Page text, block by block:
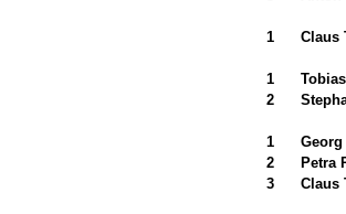
1 Claus
1
2
1
Georg
2
Petra
3
Claus